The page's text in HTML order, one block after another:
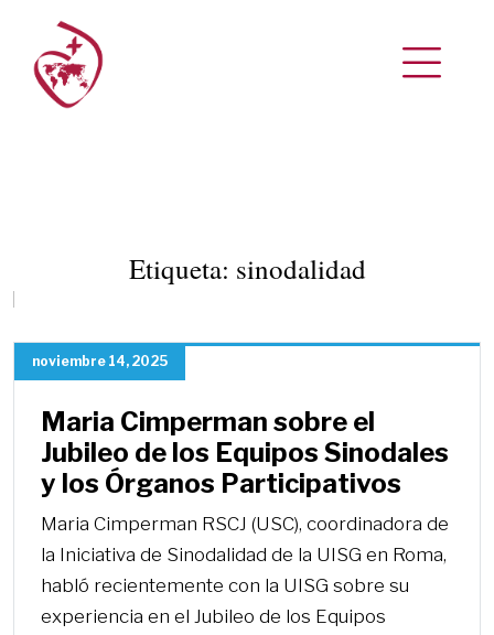
Etiqueta: sinodalidad
noviembre 14, 2025
Maria Cimperman sobre el
Jubileo de los Equipos Sinodales
y los Órganos Participativos
Maria Cimperman RSCJ (USC), coordinadora de
la Iniciativa de Sinodalidad de la UISG en Roma,
habló recientemente con la UISG sobre su
experiencia en el Jubileo de los Equipos